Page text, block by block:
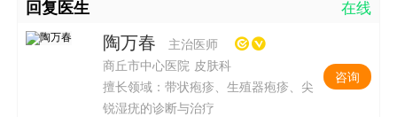
回复医生 在线
陶万春
主治医师
商丘市中心医院 皮肤科
擅长领域：带状疱疹、生殖器疱疹、尖
锐湿疣的诊断与治疗
咨询